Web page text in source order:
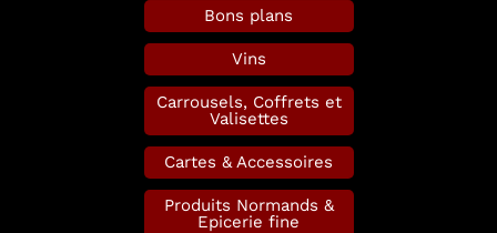
Bons plans
Vins
Carrousels, Coffrets et
Valisettes
Cartes & Accessoires
Produits Normands &
Epicerie fine